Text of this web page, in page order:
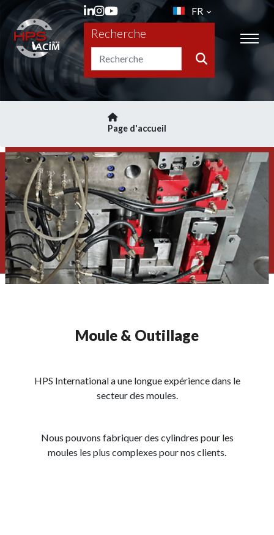
FR
Recherche
Page d'accueil
Moule & Outillage
HPS International a une longue expérience dans le
secteur des moules.
Nous pouvons fabriquer des cylindres pour les
moules les plus complexes pour nos clients.